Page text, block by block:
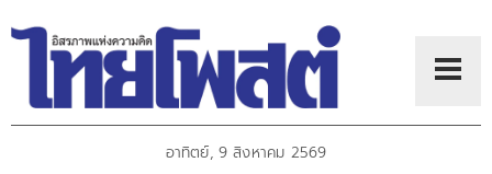
อาทิตย์, 9 สิงหาคม 2569